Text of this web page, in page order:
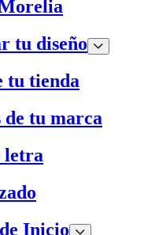
tu diseño
tu tienda
de tu marca
letra
Inicio